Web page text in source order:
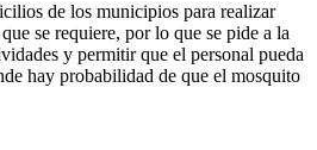
de los municipios para realizar
se requiere, por lo que se pide a la
y permitir que el personal pueda
hay probabilidad de que el mosquito